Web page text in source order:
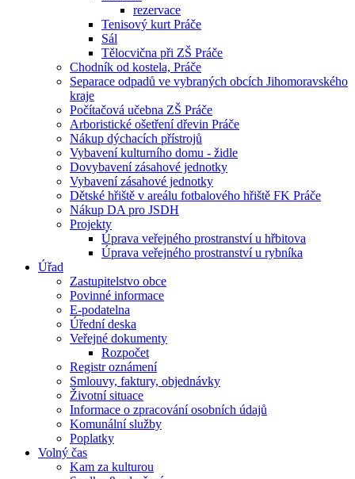
rezervace
Tenisový kurt Práče
Sál
Tělocvična při ZŠ Práče
Chodník od kostela, Práče
Separace odpadů ve vybraných obcích Jihomoravského
kraje
Počítačová učebna ZŠ Práče
Arboristické ošetření dřevin Práče
Nákup dýchacích přístrojů
Vybavení kulturního domu - židle
Dovybavení zásahové jednotky
Vybavení zásahové jednotky
Dětské hřiště v areálu fotbalového hřiště FK Práče
Nákup DA pro JSDH
Projekty
Úprava veřejného prostranství u hřbitova
Úprava veřejného prostranství u rybníka
Úřad
Zastupitelstvo obce
Povinné informace
E-podatelna
Úřední deska
Veřejné dokumenty
Rozpočet
Registr oznámení
Smlouvy, faktury, objednávky
Životní situace
Informace o zpracování osobních údajů
Komunální služby
Poplatky
Volný čas
Kam za kulturou